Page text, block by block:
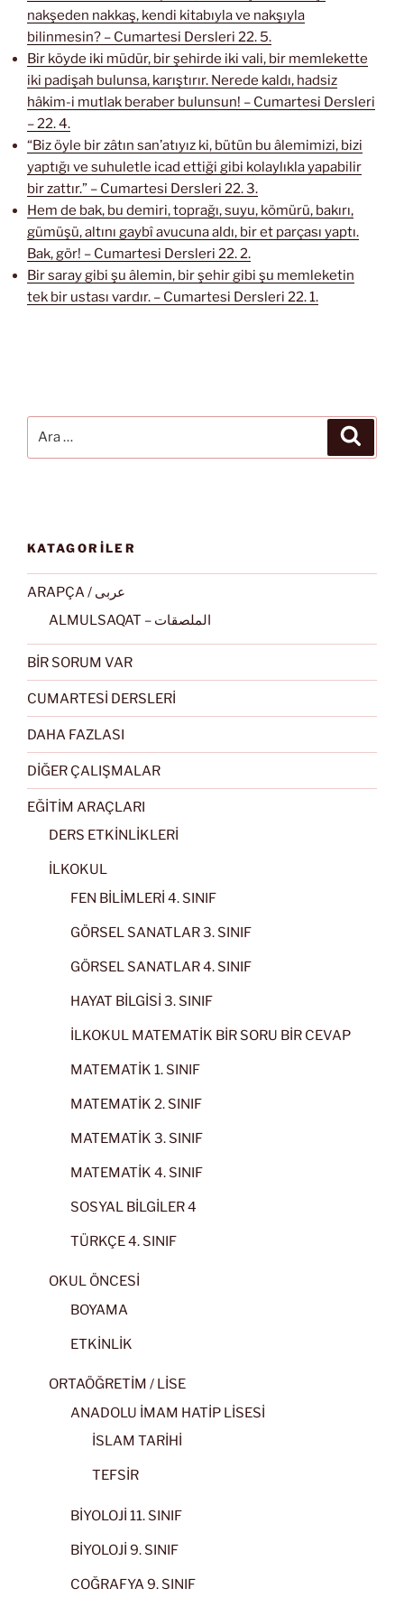
nakşeden nakkaş, kendi kitabıyla ve nakşıyla
bilinmesin? – Cumartesi Dersleri 22. 5.
Bir köyde iki müdür, bir şehirde iki vali, bir memlekette
iki padişah bulunsa, karıştırır. Nerede kaldı, hadsiz
hâkim-i mutlak beraber bulunsun! – Cumartesi Dersleri
– 22. 4.
“Biz öyle bir zâtın san’atıyız ki, bütün bu âlemimizi, bizi
yaptığı ve suhuletle icad ettiği gibi kolaylıkla yapabilir
bir zattır.” – Cumartesi Dersleri 22. 3.
Hem de bak, bu demiri, toprağı, suyu, kömürü, bakırı,
gümüşü, altını gaybî avucuna aldı, bir et parçası yaptı.
Bak, gör! – Cumartesi Dersleri 22. 2.
Bir saray gibi şu âlemin, bir şehir gibi şu memleketin
tek bir ustası vardır. – Cumartesi Dersleri 22. 1.
KATAGORİLER
ARAPÇA / عربى
ALMULSAQAT – الملصقات
BİR SORUM VAR
CUMARTESİ DERSLERİ
DAHA FAZLASI
DİĞER ÇALIŞMALAR
EĞİTİM ARAÇLARI
DERS ETKİNLİKLERİ
İLKOKUL
FEN BİLİMLERİ 4. SINIF
GÖRSEL SANATLAR 3. SINIF
GÖRSEL SANATLAR 4. SINIF
HAYAT BİLGİSİ 3. SINIF
İLKOKUL MATEMATİK BİR SORU BİR CEVAP
MATEMATİK 1. SINIF
MATEMATİK 2. SINIF
MATEMATİK 3. SINIF
MATEMATİK 4. SINIF
SOSYAL BİLGİLER 4
TÜRKÇE 4. SINIF
OKUL ÖNCESİ
BOYAMA
ETKİNLİK
ORTAÖĞRETİM / LİSE
ANADOLU İMAM HATİP LİSESİ
İSLAM TARİHİ
TEFSİR
BİYOLOJİ 11. SINIF
BİYOLOJİ 9. SINIF
COĞRAFYA 9. SINIF